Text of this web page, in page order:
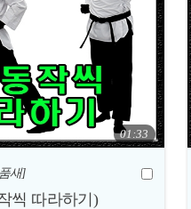
01:33
새]
씩 따라하기)